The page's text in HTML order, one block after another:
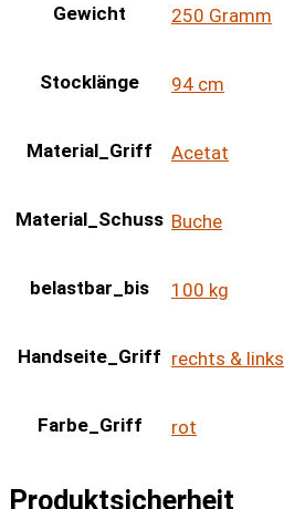
Gewicht 250 Gramm
Stocklänge 94 cm
Material_Griff Acetat
Material_Schuss Buche
belastbar_bis 100 kg
Handseite_Griff rechts & links
Farbe_Griff rot
Produktsicherheit